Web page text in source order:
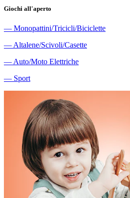
Giochi all'aperto
― Monopattini/Tricicli/Biciclette
― Altalene/Scivoli/Casette
― Auto/Moto Elettriche
― Sport